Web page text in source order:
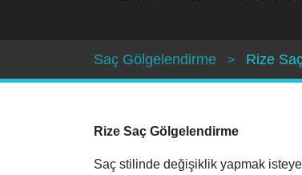
Saç Gölgelendirme Rize
Rize Saç Gölgelendirme
Saç stilinde değişiklik yapmak